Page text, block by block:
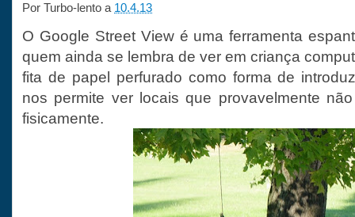
Por Turbo-lento a 10.4.13
O Google Street View é uma ferramenta
quem ainda se lembra de ver em criança
fita de papel perfurado como forma de
nos permite ver locais que provavelmente
fisicamente.